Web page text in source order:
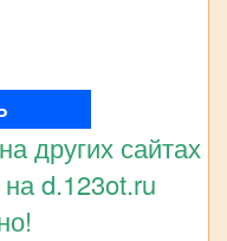
других сайтах
d.123ot.ru